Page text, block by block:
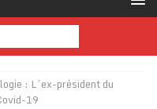
: L’ex-président du
19